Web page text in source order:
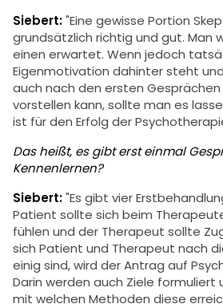
Siebert:"Eine gewisse Portion
grundsätzlich richtig und gut. Man
einen erwartet. Wenn jedoch
Eigenmotivation dahinter steht
auch nach den ersten Gesprächen
vorstellen kann, sollte man es
ist für den Erfolg der
Das heißt, es gibt erst einmal
Kennenlernen?
Siebert:"Es gibt vier
Patient sollte sich beim
fühlen und der Therapeut sollte
sich Patient und Therapeut nach
einig sind, wird der Antrag auf
Darin werden auch Ziele
mit welchen Methoden diese